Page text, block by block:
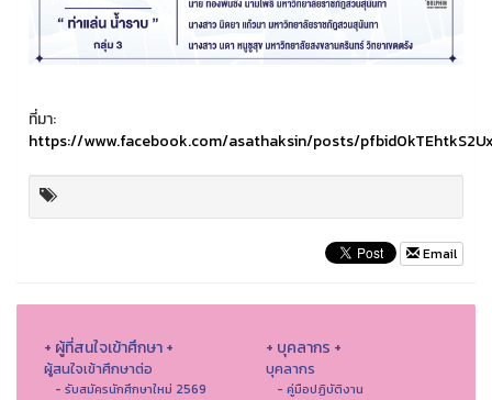
ที่มา:
https://www.facebook.com/asathaksin/posts/
Email
+ ผู้ที่สนใจเข้าศึกษา +
ผู้สนใจเข้าศึกษาต่อ
- รับสมัครนักศึกษาใหม่ 2569
+ บุคลากร +
บุคลากร
- คู่มือปฏิบัติงาน